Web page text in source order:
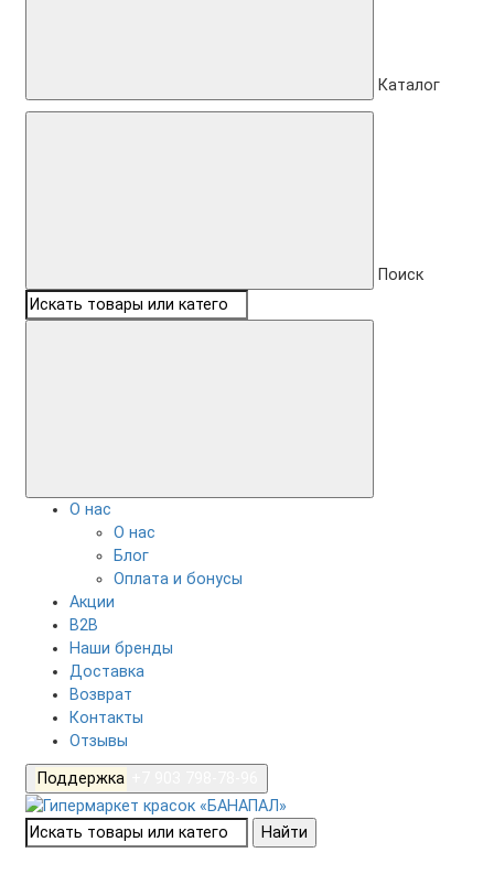
Каталог
Поиск
О нас
О нас
Блог
Оплата и бонусы
Акции
B2B
Наши бренды
Доставка
Возврат
Контакты
Отзывы
Поддержка
Найти